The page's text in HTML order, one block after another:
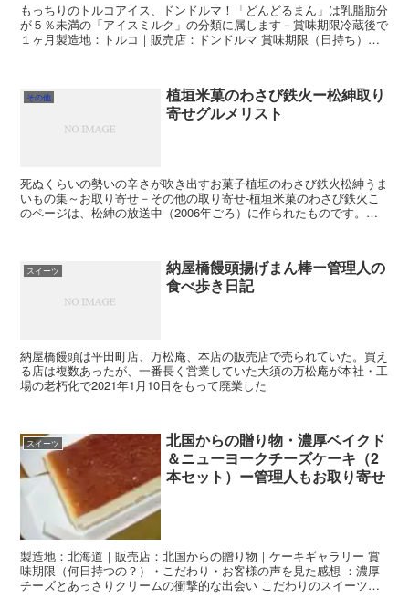
もっちりのトルコアイス、ドンドルマ！「どんどるまん」は乳脂肪分
が５％未満の「アイスミルク」の分類に属します－賞味期限冷蔵後で
１ヶ月製造地：トルコ｜販売店：ドンドルマ 賞味期限（日持ち）・
その他
植垣米菓のわさび鉄火ー松紳取り
寄せグルメリスト
死ぬくらいの勢いの辛さが吹き出すお菓子植垣のわさび鉄火松紳うま
いもの集～お取り寄せ－その他の取り寄せ-植垣米菓のわさび鉄火こ
のページは、松紳の放送中（2006年ごろ）に作られたものです。最
スイーツ
納屋橋饅頭揚げまん棒ー管理人の
食べ歩き日記
納屋橋饅頭は平田町店、万松庵、本店の販売店で売られていた。買え
る店は複数あったが、一番長く営業していた大須の万松庵が本社・工
場の老朽化で2021年1月10日をもって廃業した
スイーツ
北国からの贈り物・濃厚ベイクド
＆ニューヨークチーズケーキ（2
本セット）ー管理人もお取り寄せ
製造地：北海道｜販売店：北国からの贈り物｜ケーキギャラリー 賞
味期限（何日持つの？）・こだわり・お客様の声を見た感想 ：濃厚
チーズとあっさりクリームの衝撃的な出会い こだわりのスイーツを